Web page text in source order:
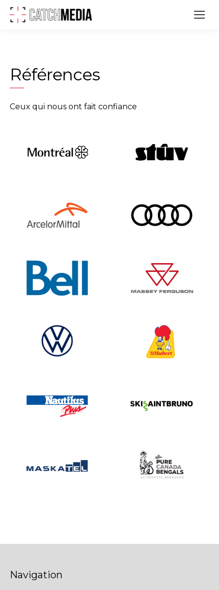
Références
Ceux qui nous ont fait confiance
Navigation